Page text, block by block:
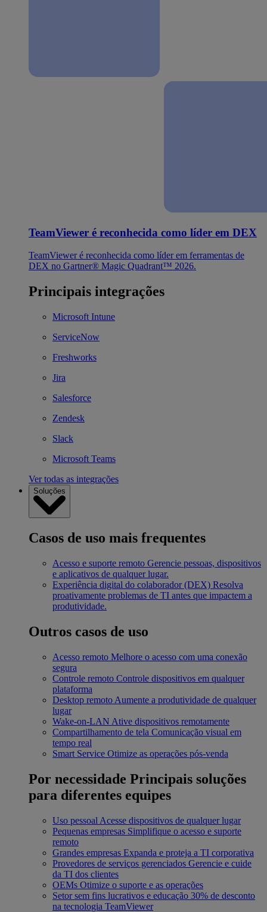
TeamViewer é reconhecida como líder em DEX
TeamViewer é reconhecida como líder em ferramentas de
DEX no Gartner® Magic Quadrant™ 2026.
Principais integrações
Microsoft Intune
ServiceNow
Freshworks
Jira
Salesforce
Zendesk
Slack
Microsoft Teams
Ver todas as integrações
Soluções
Casos de uso mais frequentes
Acesso e suporte remoto Gerencie pessoas, dispositivos
e aplicativos de qualquer lugar.
Experiência digital do colaborador (DEX) Resolva
proativamente problemas de TI antes que impactem a
produtividade.
Outros casos de uso
Acesso remoto Melhore o acesso com uma conexão
segura
Controle remoto Controle dispositivos em qualquer
plataforma
Desktop remoto Aumente a produtividade de qualquer
lugar
Wake-on-LAN Ative dispositivos remotamente
Compartilhamento de tela Comunicação visual em
tempo real
Smart Service Otimize as operações pós-venda
Por necessidade Principais soluções
para diferentes equipes
Uso pessoal Acesse dispositivos de qualquer lugar
Pequenas empresas Simplifique o acesso e suporte
remoto
Grandes empresas Expanda e proteja a TI corporativa
Provedores de serviços gerenciados Gerencie e cuide
da TI dos clientes
OEMs Otimize o suporte e as operações
Setor sem fins lucrativos e educação 30% de desconto
na tecnologia TeamViewer